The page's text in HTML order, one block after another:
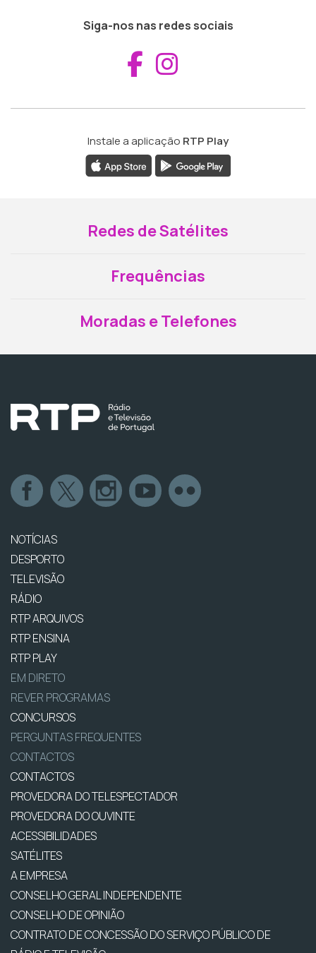
Siga-nos nas redes sociais
Aceder ao
Instale a aplicação RTP Play
Redes de Satélites
Frequências
Moradas e Telefones
NOTÍCIAS
DESPORTO
TELEVISÃO
RÁDIO
RTP ARQUIVOS
RTP ENSINA
RTP PLAY
EM DIRETO
REVER PROGRAMAS
CONCURSOS
PERGUNTAS FREQUENTES
CONTACTOS
CONTACTOS
PROVEDORA DO TELESPECTADOR
PROVEDORA DO OUVINTE
ACESSIBILIDADES
SATÉLITES
A EMPRESA
CONSELHO GERAL INDEPENDENTE
CONSELHO DE OPINIÃO
CONTRATO DE CONCESSÃO DO SERVIÇO PÚBLICO DE